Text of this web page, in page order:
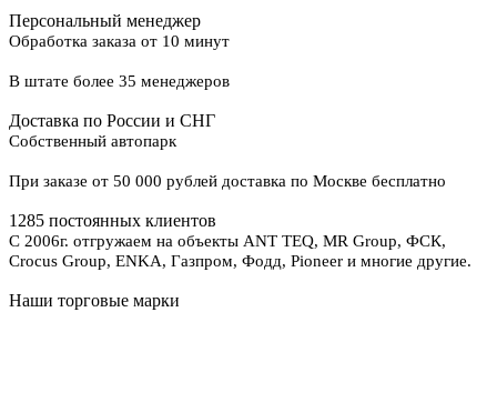
Персональный менеджер
Обработка заказа от 10 минут
В штате более 35 менеджеров
Доставка по России и СНГ
Собственный автопарк
При заказе от 50 000 рублей доставка по Москве бесплатно
1285 постоянных клиентов
С 2006г. отгружаем на объекты ANT TEQ, MR Group, ФСК,
Crocus Group, ENKA, Газпром, Фодд, Pioneer и многие другие.
Наши торговые марки